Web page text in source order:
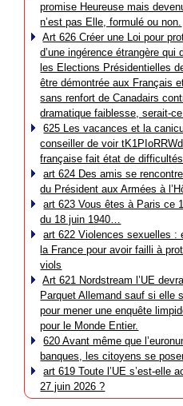
promise Heureuse mais
n’est pas Elle, formulé ou non.
Art 626 Créer une Loi pour
d’une ingérence étrangère
les Elections Présidentielles
être démontrée aux Français
sans renfort de Canadairs
dramatique faiblesse, serait-
625 Les vacances et la
conseiller de voir
française fait état de
art 624 Des amis se
du Président aux Armées à
art 623 Vous êtes à Paris ce
du 18 juin 1940…
art 622 Violences sexuelles :
la France pour avoir failli à
viols
Art 621 Nordstream l’UE
Parquet Allemand sauf si elle
pour mener une enquête
pour le Monde Entier.
620 Avant même que
banques, les citoyens se
art 619 Toute l’UE s’est-elle
27 juin 2026 ?